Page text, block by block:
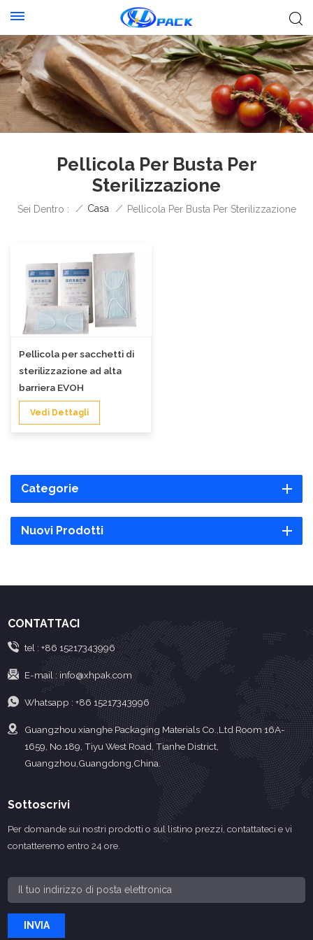
Pellicola Per Busta Per
Sterilizzazione
Sei Dentro : / Casa / Pellicola Per Busta Per Sterilizzazione
Pellicola per sacchetti di
sterilizzazione ad alta
barriera EVOH
Vedi Dettagli
Categorie
Nuovi Prodotti
CONTATTACI
tel : +86 15217343996
E-mail :info@xhpak.com
Whatsapp : +86 15217343996
Guangzhou xianghe Packaging Materials Co.,Ltd Room 16A-
1659, No.189, Tiyu West Road, Tianhe District,
Guangzhou,Guangdong,China.
Sottoscrivi
Per domande sui nostri prodotti o sul listino prezzi, contattateci e vi
contatteremo entro 24 ore.
INVIA